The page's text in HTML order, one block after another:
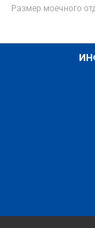
Размер моечного